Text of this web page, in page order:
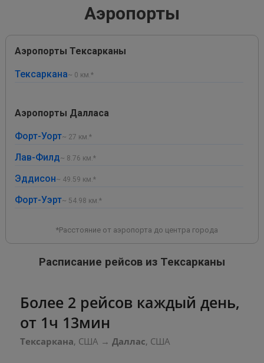
Аэропорты
Аэропорты Тексарканы
Тексаркана~ 0 км.*
Аэропорты Далласа
Форт-Уорт~ 27 км.*
Лав-Филд~ 8.76 км.*
Эддисон~ 49.59 км.*
Форт-Уэрт~ 54.98 км.*
*Расстояние от аэропорта до центра города
Расписание рейсов из Тексарканы
Более 2 рейсов каждый день,
от 1ч 13мин
Тексаркана, США → Даллас, США